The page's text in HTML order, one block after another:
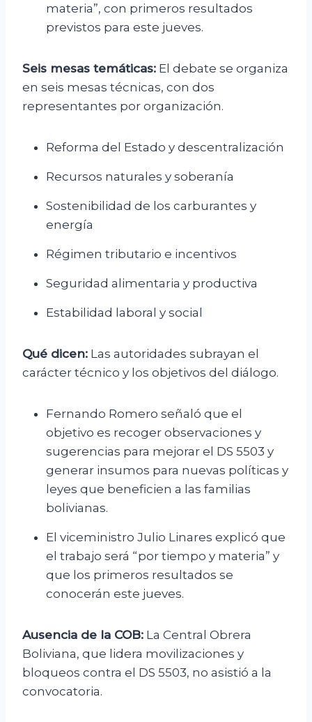
materia”, con primeros resultados
previstos para este jueves.
Seis mesas temáticas: El debate se organiza
en seis mesas técnicas, con dos
representantes por organización.
Reforma del Estado y descentralización
Recursos naturales y soberanía
Sostenibilidad de los carburantes y
energía
Régimen tributario e incentivos
Seguridad alimentaria y productiva
Estabilidad laboral y social
Qué dicen: Las autoridades subrayan el
carácter técnico y los objetivos del diálogo.
Fernando Romero señaló que el
objetivo es recoger observaciones y
sugerencias para mejorar el DS 5503 y
generar insumos para nuevas políticas y
leyes que beneficien a las familias
bolivianas.
El viceministro Julio Linares explicó que
el trabajo será “por tiempo y materia” y
que los primeros resultados se
conocerán este jueves.
Ausencia de la COB: La Central Obrera
Boliviana, que lidera movilizaciones y
bloqueos contra el DS 5503, no asistió a la
convocatoria.